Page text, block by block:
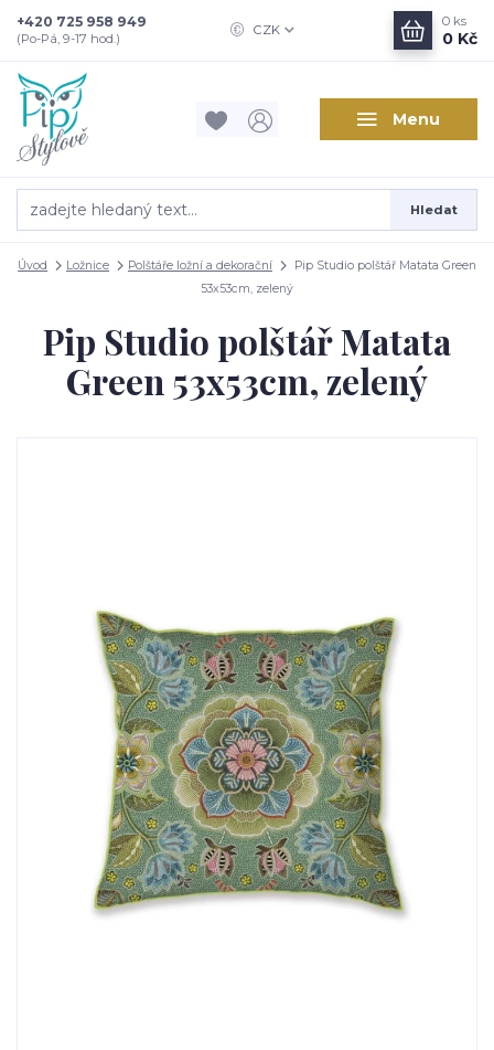
Menu
CZK
Hledat
+420 725 958 949
(Po-Pá, 9-17 hod.)
0 ks
0 Kč
Úvod Ložnice Polštáře ložní a dekorační
Pip Studio polštář Matata Green
53x53cm, zelený
Pip Studio polštář Matata
Green 53x53cm, zelený